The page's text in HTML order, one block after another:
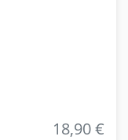
18,90 €